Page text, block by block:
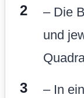
– Die
und
– In